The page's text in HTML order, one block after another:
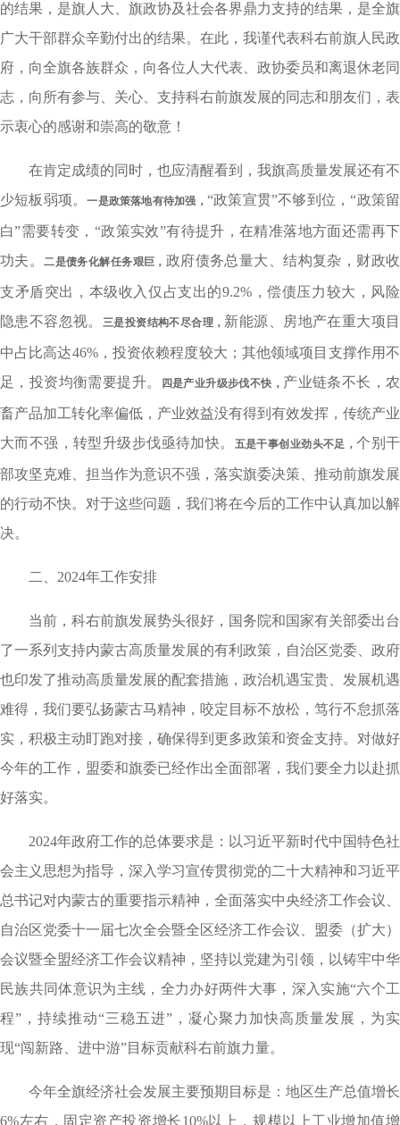
的结果，是旗人大、旗政协及社会各界鼎力支持的结果，是全旗
广大干部群众辛勤付出的结果。在此，我谨代表科右前旗人民政
府，向全旗各族群众，向各位人大代表、政协委员和离退休老同
志，向所有参与、关心、支持科右前旗发展的同志和朋友们，表
示衷心的感谢和崇高的敬意！
在肯定成绩的同时，也应清醒看到，我旗高质量发展还有不
少短板弱项。一是政策落地有待加强， “政策宣贯”不够到位，“政策留
白”需要转变，“政策实效”有待提升，在精准落地方面还需再下
功夫。二是债务化解任务艰巨， 政府债务总量大、结构复杂，财政收
支矛盾突出，本级收入仅占支出的9.2%，偿债压力较大，风险
隐患不容忽视。
三是投资结构不尽合理， 新能源、房地产在重大项目
中占比高达46%，投资依赖程度较大；其他领域项目支撑作用不
足，投资均衡需要提升。
四是产业升级步伐不快， 产业链条不长，农
畜产品加工转化率偏低，产业效益没有得到有效发挥，传统产业
大而不强，转型升级步伐亟待加快。
五是干事创业劲头不足，个别干
部攻坚克难、担当作为意识不强，落实旗委决策、推动前旗发展
的行动不快。对于这些问题，我们将在今后的工作中认真加以解
决。
二、2024年工作安排
当前，科右前旗发展势头很好，国务院和国家有关部委出台
了一系列支持内蒙古高质量发展的有利政策，自治区党委、政府
也印发了推动高质量发展的配套措施，政治机遇宝贵、发展机遇
难得，我们要弘扬蒙古马精神，咬定目标不放松，笃行不怠抓落
实，积极主动盯跑对接，确保得到更多政策和资金支持。对做好
今年的工作，盟委和旗委已经作出全面部署，我们要全力以赴抓
好落实。
2024年政府工作的总体要求是： 以习近平新时代中国特色社
会主义思想为指导，深入学习宣传贯彻党的二十大精神和习近平
总书记对内蒙古的重要指示精神，全面落实中央经济工作会议、
自治区党委十一届七次全会暨全区经济工作会议、盟委（扩大）
会议暨全盟经济工作会议精神，坚持以党建为引领，以铸牢中华
民族共同体意识为主线，全力办好两件大事，深入实施“六个工
程”，持续推动“三稳五进”，凝心聚力加快高质量发展，为实
现“闯新路、进中游”目标贡献科右前旗力量。
今年全旗经济社会发展主要预期目标是：地区生产总值增长
6%左右，固定资产投资增长10%以上，规模以上工业增加值增